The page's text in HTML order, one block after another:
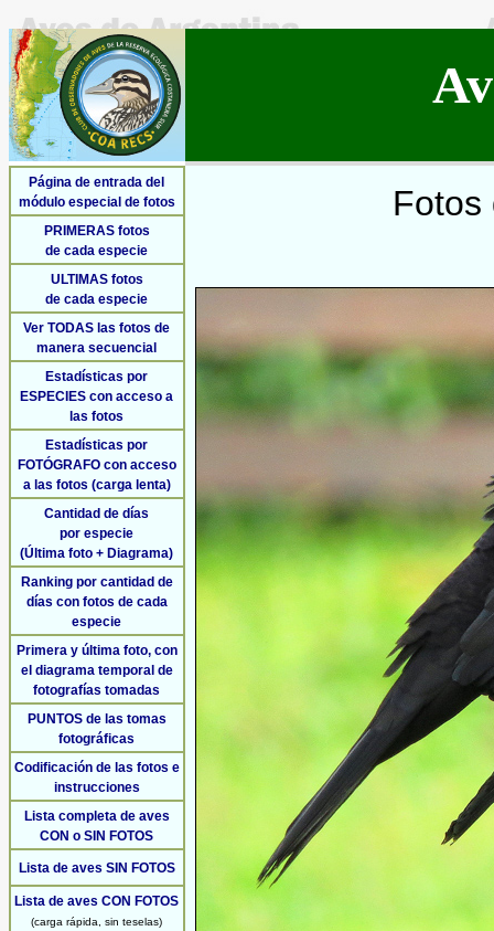
Página de entrada del
módulo especial de fotos
PRIMERAS fotos
de cada especie
ULTIMAS fotos
de cada especie
Ver TODAS las fotos de
manera secuencial
Estadísticas por
ESPECIES con acceso a
las fotos
Estadísticas por
FOTÓGRAFO con acceso
a las fotos (carga lenta)
Cantidad de días
por especie
(Última foto + Diagrama)
Ranking por cantidad de
días con fotos de cada
especie
Primera y última foto, con
el diagrama temporal de
fotografías tomadas
PUNTOS de las tomas
fotográficas
Codificación de las fotos e
instrucciones
Lista completa de aves
CON o SIN FOTOS
Lista de aves SIN FOTOS
Lista de aves CON FOTOS
(carga rápida, sin teselas)
Fotos